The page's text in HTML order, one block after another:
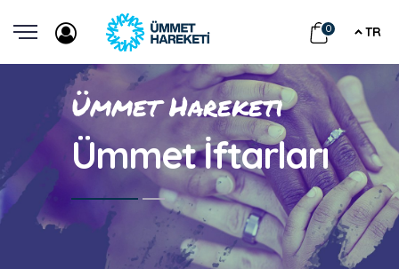
0 TR
Ümmet Hareketi
Ümmet İftarları